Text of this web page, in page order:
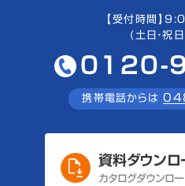
【受付時間】
(土日・祝
0120-
携帯電話からは
資料ダウンロ
カタログダウンロ